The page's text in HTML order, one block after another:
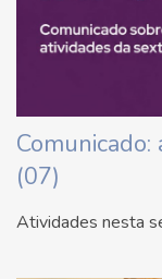
(07)
Atividades nesta